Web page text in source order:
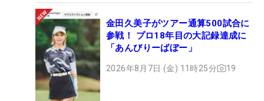
金田久美子がツアー通算500試合に
参戦！ プロ18年目の大記録達成に
「あんびりーばぼー」
2026年8月7日 (金) 11時25分 19